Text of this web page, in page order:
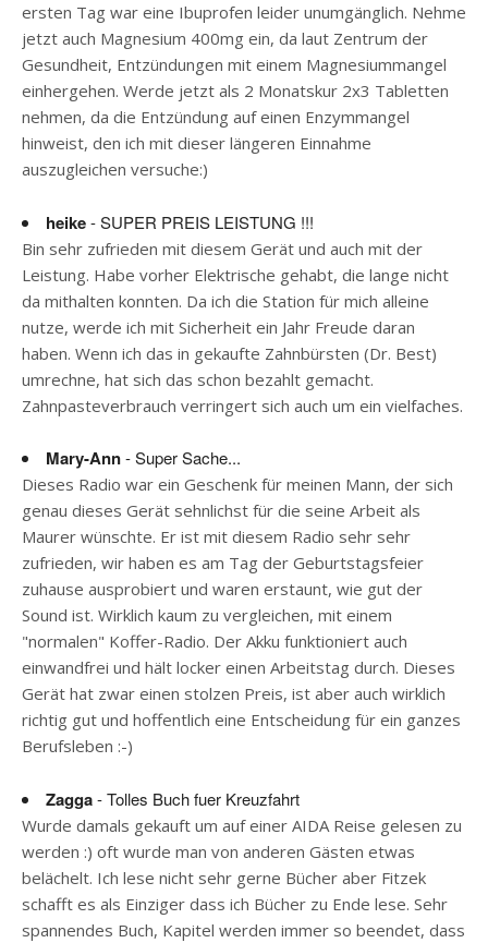
ersten Tag war eine Ibuprofen leider unumgänglich. Nehme
jetzt auch Magnesium 400mg ein, da laut Zentrum der
Gesundheit, Entzündungen mit einem Magnesiummangel
einhergehen. Werde jetzt als 2 Monatskur 2x3 Tabletten
nehmen, da die Entzündung auf einen Enzymmangel
hinweist, den ich mit dieser längeren Einnahme
auszugleichen versuche:)
heike- SUPER PREIS LEISTUNG !!!
Bin sehr zufrieden mit diesem Gerät und auch mit der
Leistung. Habe vorher Elektrische gehabt, die lange nicht
da mithalten konnten. Da ich die Station für mich alleine
nutze, werde ich mit Sicherheit ein Jahr Freude daran
haben. Wenn ich das in gekaufte Zahnbürsten (Dr. Best)
umrechne, hat sich das schon bezahlt gemacht.
Zahnpasteverbrauch verringert sich auch um ein vielfaches.
Mary-Ann- Super Sache...
Dieses Radio war ein Geschenk für meinen Mann, der sich
genau dieses Gerät sehnlichst für die seine Arbeit als
Maurer wünschte. Er ist mit diesem Radio sehr sehr
zufrieden, wir haben es am Tag der Geburtstagsfeier
zuhause ausprobiert und waren erstaunt, wie gut der
Sound ist. Wirklich kaum zu vergleichen, mit einem
"normalen" Koffer-Radio. Der Akku funktioniert auch
einwandfrei und hält locker einen Arbeitstag durch. Dieses
Gerät hat zwar einen stolzen Preis, ist aber auch wirklich
richtig gut und hoffentlich eine Entscheidung für ein ganzes
Berufsleben :-)
Zagga- Tolles Buch fuer Kreuzfahrt
Wurde damals gekauft um auf einer AIDA Reise gelesen zu
werden :) oft wurde man von anderen Gästen etwas
belächelt. Ich lese nicht sehr gerne Bücher aber Fitzek
schafft es als Einziger dass ich Bücher zu Ende lese. Sehr
spannendes Buch, Kapitel werden immer so beendet, dass